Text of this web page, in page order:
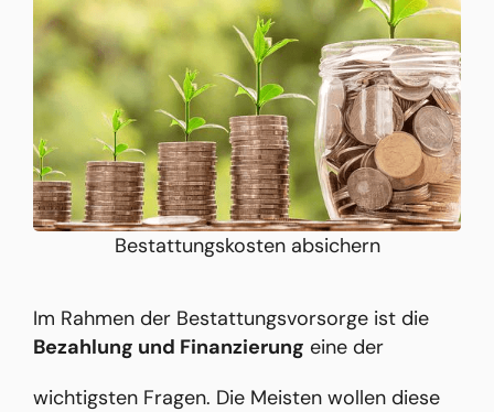
Bestattungskosten absichern
Im Rahmen der Bestattungsvorsorge ist die
Bezahlung und Finanzierung eine der
wichtigsten Fragen. Die Meisten wollen diese